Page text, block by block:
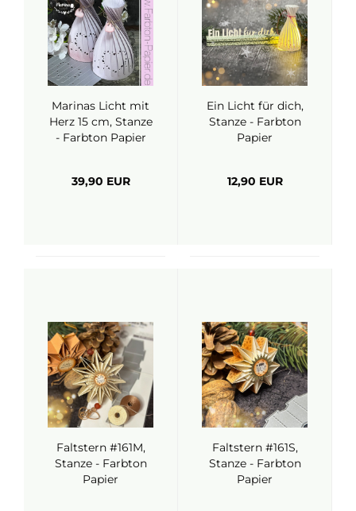
Marinas Licht mit
Herz 15 cm, Stanze
- Farbton Papier
39,90 EUR
Ein Licht für dich,
Stanze - Farbton
Papier
12,90 EUR
Faltstern #161M,
Stanze - Farbton
Papier
Faltstern #161S,
Stanze - Farbton
Papier